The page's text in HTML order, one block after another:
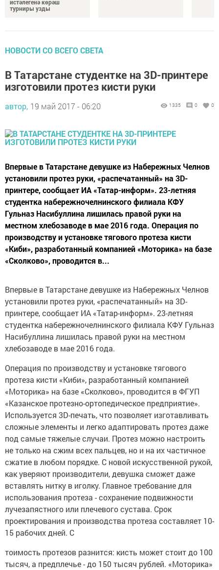
истәлегенә көрәш
турниры узды
НОВОСТИ СО ВСЕГО СВЕТА
В Татарстане студентке на 3D-принтере
изготовили протез кисти руки
автор, 19 май 2017 - 06:20 1335 0 0
Впервые в Татарстане девушке из Набережных Челнов
установили протез руки, «распечатанный» на 3D-
принтере, сообщает ИА «Татар-информ». 23-летняя
студентка набережночелнинского филиала КФУ
Гульназ Насибуллина лишилась правой руки на
местном хлебозаводе в мае 2016 года. Операция по
производству и установке тягового протеза кисти
«Киби», разработанный компанией «Моторика» на базе
«Сколково», проводится в...
Впервые в Татарстане девушке из Набережных Челнов
установили протез руки, «распечатанный» на 3D-
принтере, сообщает ИА «Татар-информ». 23-летняя
студентка набережночелнинского филиала КФУ Гульназ
Насибуллина лишилась правой руки на местном
хлебозаводе в мае 2016 года.
Операция по производству и установке тягового
протеза кисти «Киби», разработанный компанией
«Моторика» на базе «Сколково», проводится в ФГУП
«Казанское протезно-ортопедическое предприятие».
Используется 3D-печать, что позволяет изготавливать
сложные элементы и легко адаптировать протез даже
под самые тяжелые случаи. Протез можно настроить
не только на сжим всех пальцев, но и на их частичное
сжатие в любом порядке. С новой искусственной рукой,
как уверяют производители, девушка сможет даже
вставлять нитку в иголку. Главное требование для
использования протеза - сохранение подвижности
лучезапястного или плечевого сустава. Срок
проектирования и производства протеза составляет 10-
15 рабочих дней. С
тоимость протезов разнится: кисть может стоит до 100
тысяч, а предплечье - до 150 тысяч рублей. «Моторика»